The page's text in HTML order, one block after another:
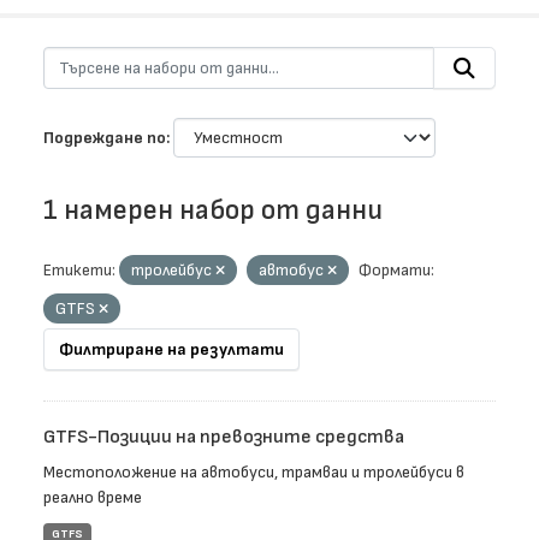
Подреждане по
1 намерен набор от данни
Етикети: тролейбус автобус
Формати:
GTFS
Филтриране на резултати
GTFS-Позиции на превозните средства
Местоположение на автобуси, трамваи и тролейбуси в
реално време
GTFS